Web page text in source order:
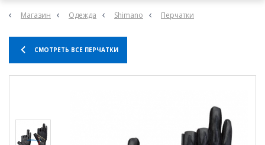
Магазин Одежда Shimano Перчатки
СМОТРЕТЬ ВСЕ ПЕРЧАТКИ